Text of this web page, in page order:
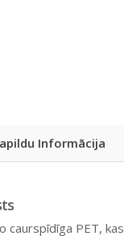
Informācija
caurspīdīga PET,